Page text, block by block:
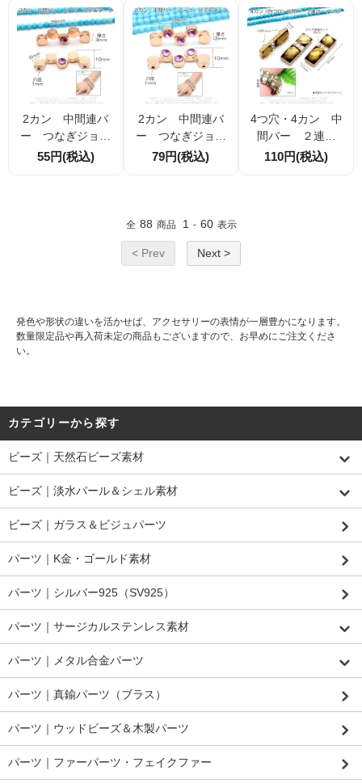
2カン 中間連バ
ー つなぎジョイ
ントパーツ 分子
55円(税込)
2カン 中間連バ
ー つなぎジョイ
ントパーツ 分子
ーン1個／10個（4
1306802）
79円(税込)
4つ穴・4カン 中
間バー ２連バ
ー パーツ ゴー
110円(税込)
全 88 商品 1 - 60 表示
< Prev Next >
発色や形状の違いを活かせば、アクセサリーの表情が一層豊かになります。
数量限定品や再入荷未定の商品もございますので、お早めにご注文くださ
い。
カテゴリーから探す
ビーズ｜天然石ビーズ素材
ビーズ｜淡水パール＆シェル素材
ビーズ｜ガラス＆ビジュパーツ
パーツ｜K金・ゴールド素材
パーツ｜シルバー925（SV925）
パーツ｜サージカルステンレス素材
パーツ｜メタル合金パーツ
パーツ｜真鍮パーツ（ブラス）
パーツ｜ウッドビーズ＆木製パーツ
パーツ｜ファーパーツ・フェイクファー